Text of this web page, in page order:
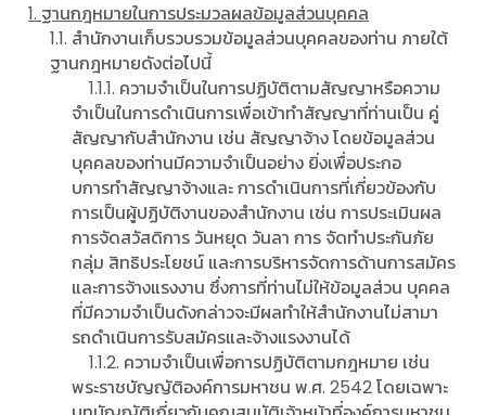
1. ฐานกฎหมายในการประมวลผลข้อมูลส่วนบุคคล
1.1. สํานักงานเก็บรวบรวมข้อมูลส่วนบุคคลของท่าน ภายใต้
ฐานกฎหมายดังต่อไปนี้
1.1.1. ความจําเป็นในการปฏิบัติตามสัญญาหรือความ
จําเป็นในการดําเนินการเพื่อเข้าทําสัญญาที่ท่านเป็น คู่
สัญญากับสํานักงาน เช่น สัญญาจ้าง โดยข้อมูลส่วน
บุคคลของท่านมีความจําเป็นอย่าง ยิ่งเพื่อประกอ
บการทําสัญญาจ้างและ การดําเนินการที่เกี่ยวข้องกับ
การเป็นผู้ปฏิบัติงานของสํานักงาน เช่น การประเมินผล
การจัดสวัสดิการ วันหยุด วันลา การ จัดทําประกันภัย
กลุ่ม สิทธิประโยชน์ และการบริหารจัดการด้านการสมัคร
และการจ้างแรงงาน ซึ่งการที่ท่านไม่ให้ข้อมูลส่วน บุคคล
ที่มีความจําเป็นดังกล่าวจะมีผลทําให้สํานักงานไม่สามา
รถดําเนินการรับสมัครและจ้างแรงงานได้
1.1.2. ความจําเป็นเพื่อการปฏิบัติตามกฎหมาย เช่น
พระราชบัญญัติองค์การมหาชน พ.ศ. 2542 โดยเฉพาะ